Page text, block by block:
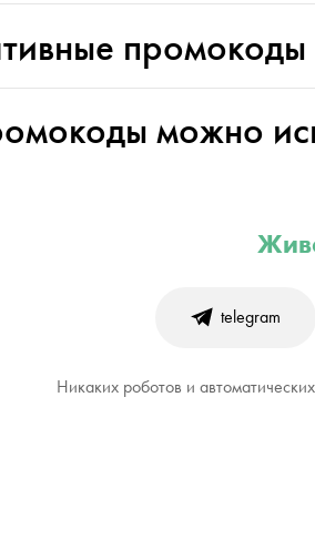
промокоды
можно
telegram
Никаких роботов и